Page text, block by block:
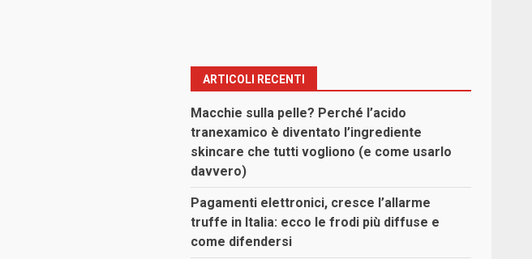
ARTICOLI RECENTI
Macchie sulla pelle? Perché l’acido
tranexamico è diventato l’ingrediente
skincare che tutti vogliono (e come usarlo
davvero)
Pagamenti elettronici, cresce l’allarme
truffe in Italia: ecco le frodi più diffuse e
come difendersi